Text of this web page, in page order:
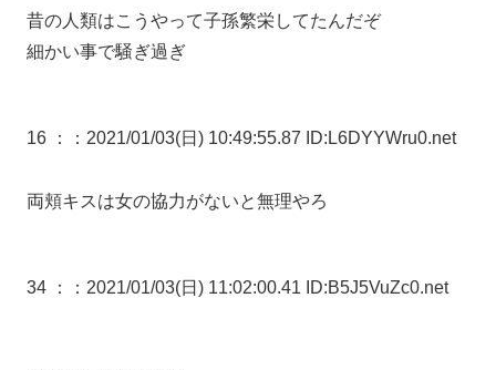
昔の人類はこうやって子孫繁栄してたんだぞ
細かい事で騒ぎ過ぎ
16 ： ：2021/01/03(日) 10:49:55.87 ID:L6DYYWru0.net
両頬キスは女の協力がないと無理やろ
34 ： ：2021/01/03(日) 11:02:00.41 ID:B5J5VuZc0.net